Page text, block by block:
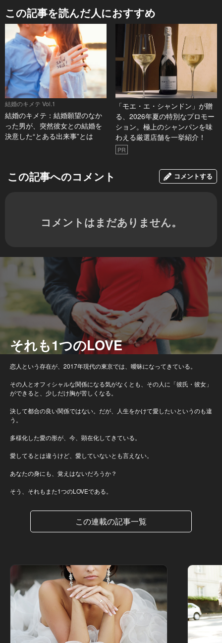
この記事を読んだ人におすすめ
結婚のキメテ Vol.1
結婚のキメテ：結婚願望のなか
った男が、突然彼女との結婚を
決意した“とある出来事”とは
「モエ・エ・シャンドン」が贈
る、2026年夏の特別なプロモー
ション。極上のシャンパンを味
わえる厳選店舗を一挙紹介！
PR
この記事へのコメント コメントする
コメントはまだありません。
それも1つのLOVE
恋人という存在が、2017年現代の東京では、曖昧になってきている。
その人とオフィシャルな関係になる気がなくとも、その人に「彼氏・彼女」
ができると、少しだけ胸が苦しくなる。
決して都合の良い関係ではない。だが、人生をかけて愛したいというのも違
う。
多様化した愛の形が、今、顕在化してきている。
愛してるとは違うけど、愛していないとも言えない。
あなたの身にも、覚えはないだろうか？
そう、それもまた1つのLOVEである。
この連載の記事一覧